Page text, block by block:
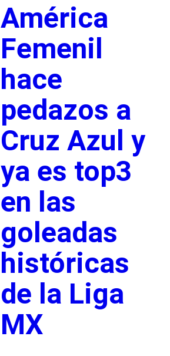
América
Femenil
hace
pedazos a
Cruz Azul y
ya es top3
en las
goleadas
históricas
de la Liga
MX